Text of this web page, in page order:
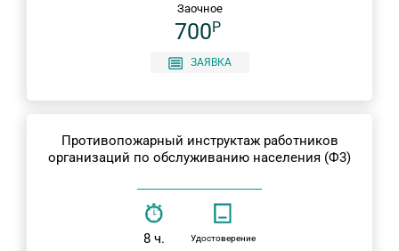
Заочное
700P
ЗАЯВКА
Противопожарный инструктаж работников
организаций по обслуживанию населения (Ф3)
8 ч. Удостоверение